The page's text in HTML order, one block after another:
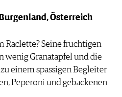
Österreich
Raclette? Seine fruchtigen
wenig Granatapfel und die
einem spassigen Begleiter
Peperoni und gebackenen